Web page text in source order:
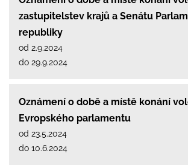
zastupitelstev krajů a Senátu
republiky
od 2.9.2024
do 29.9.2024
Oznámení o době a místě konání
Evropského parlamentu
od 23.5.2024
do 10.6.2024